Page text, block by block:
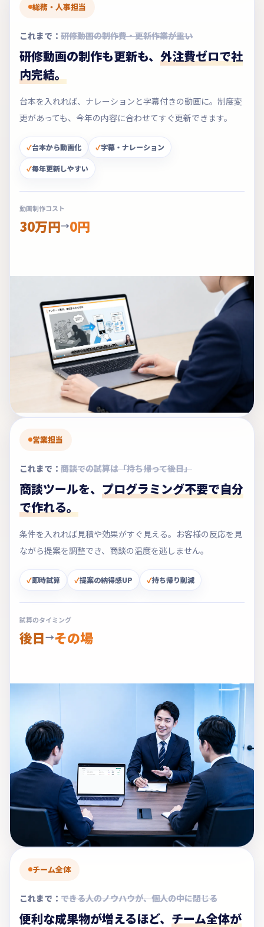
総務・人事担当
これまで： 研修動画の制作費・更新作業が重い
研修動画の制作も更新も、 外注費ゼロで社
内完結。
台本を入れれば、ナレーションと字幕付きの動画に。制度変
更があっても、今年の内容に合わせてすぐ更新できます。
台本から動画化 字幕・ナレーション
毎年更新しやすい
動画制作コスト
30万円→0円
営業担当
これまで： 商談での試算は「持ち帰って後日」
商談ツールを、 プログラミング不要で自分
で作れる。
条件を入れれば見積や効果がすぐ見える。お客様の反応を見
ながら提案を調整でき、商談の温度を逃しません。
即時試算 提案の納得感UP 持ち帰り削減
試算のタイミング
後日→その場
チーム全体
これまで： できる人のノウハウが、個人の中に閉じる
便利な成果物が増えるほど、 チーム全体が